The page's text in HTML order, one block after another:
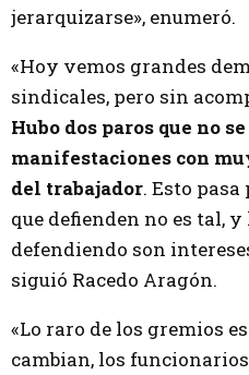
jerarquizarse», enumeró.
«Hoy vemos grandes
sindicales, pero sin
Hubo dos paros que no
manifestaciones con
del trabajador. Esto
que defienden no es tal, y
defendiendo son
siguió Racedo Aragón.
«Lo raro de los gremios
cambian, los